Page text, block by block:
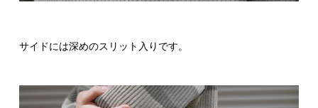
サイドには深めのスリット入りです。